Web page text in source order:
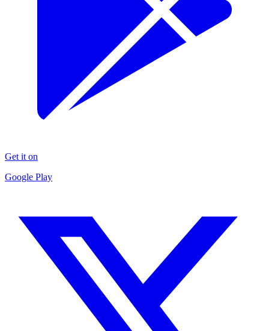
Get it on
Google Play